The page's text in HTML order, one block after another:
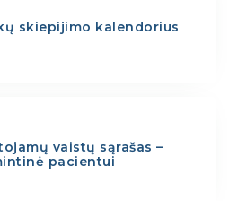
skiepijimo kalendorius
vaistų sąrašas –
pacientui